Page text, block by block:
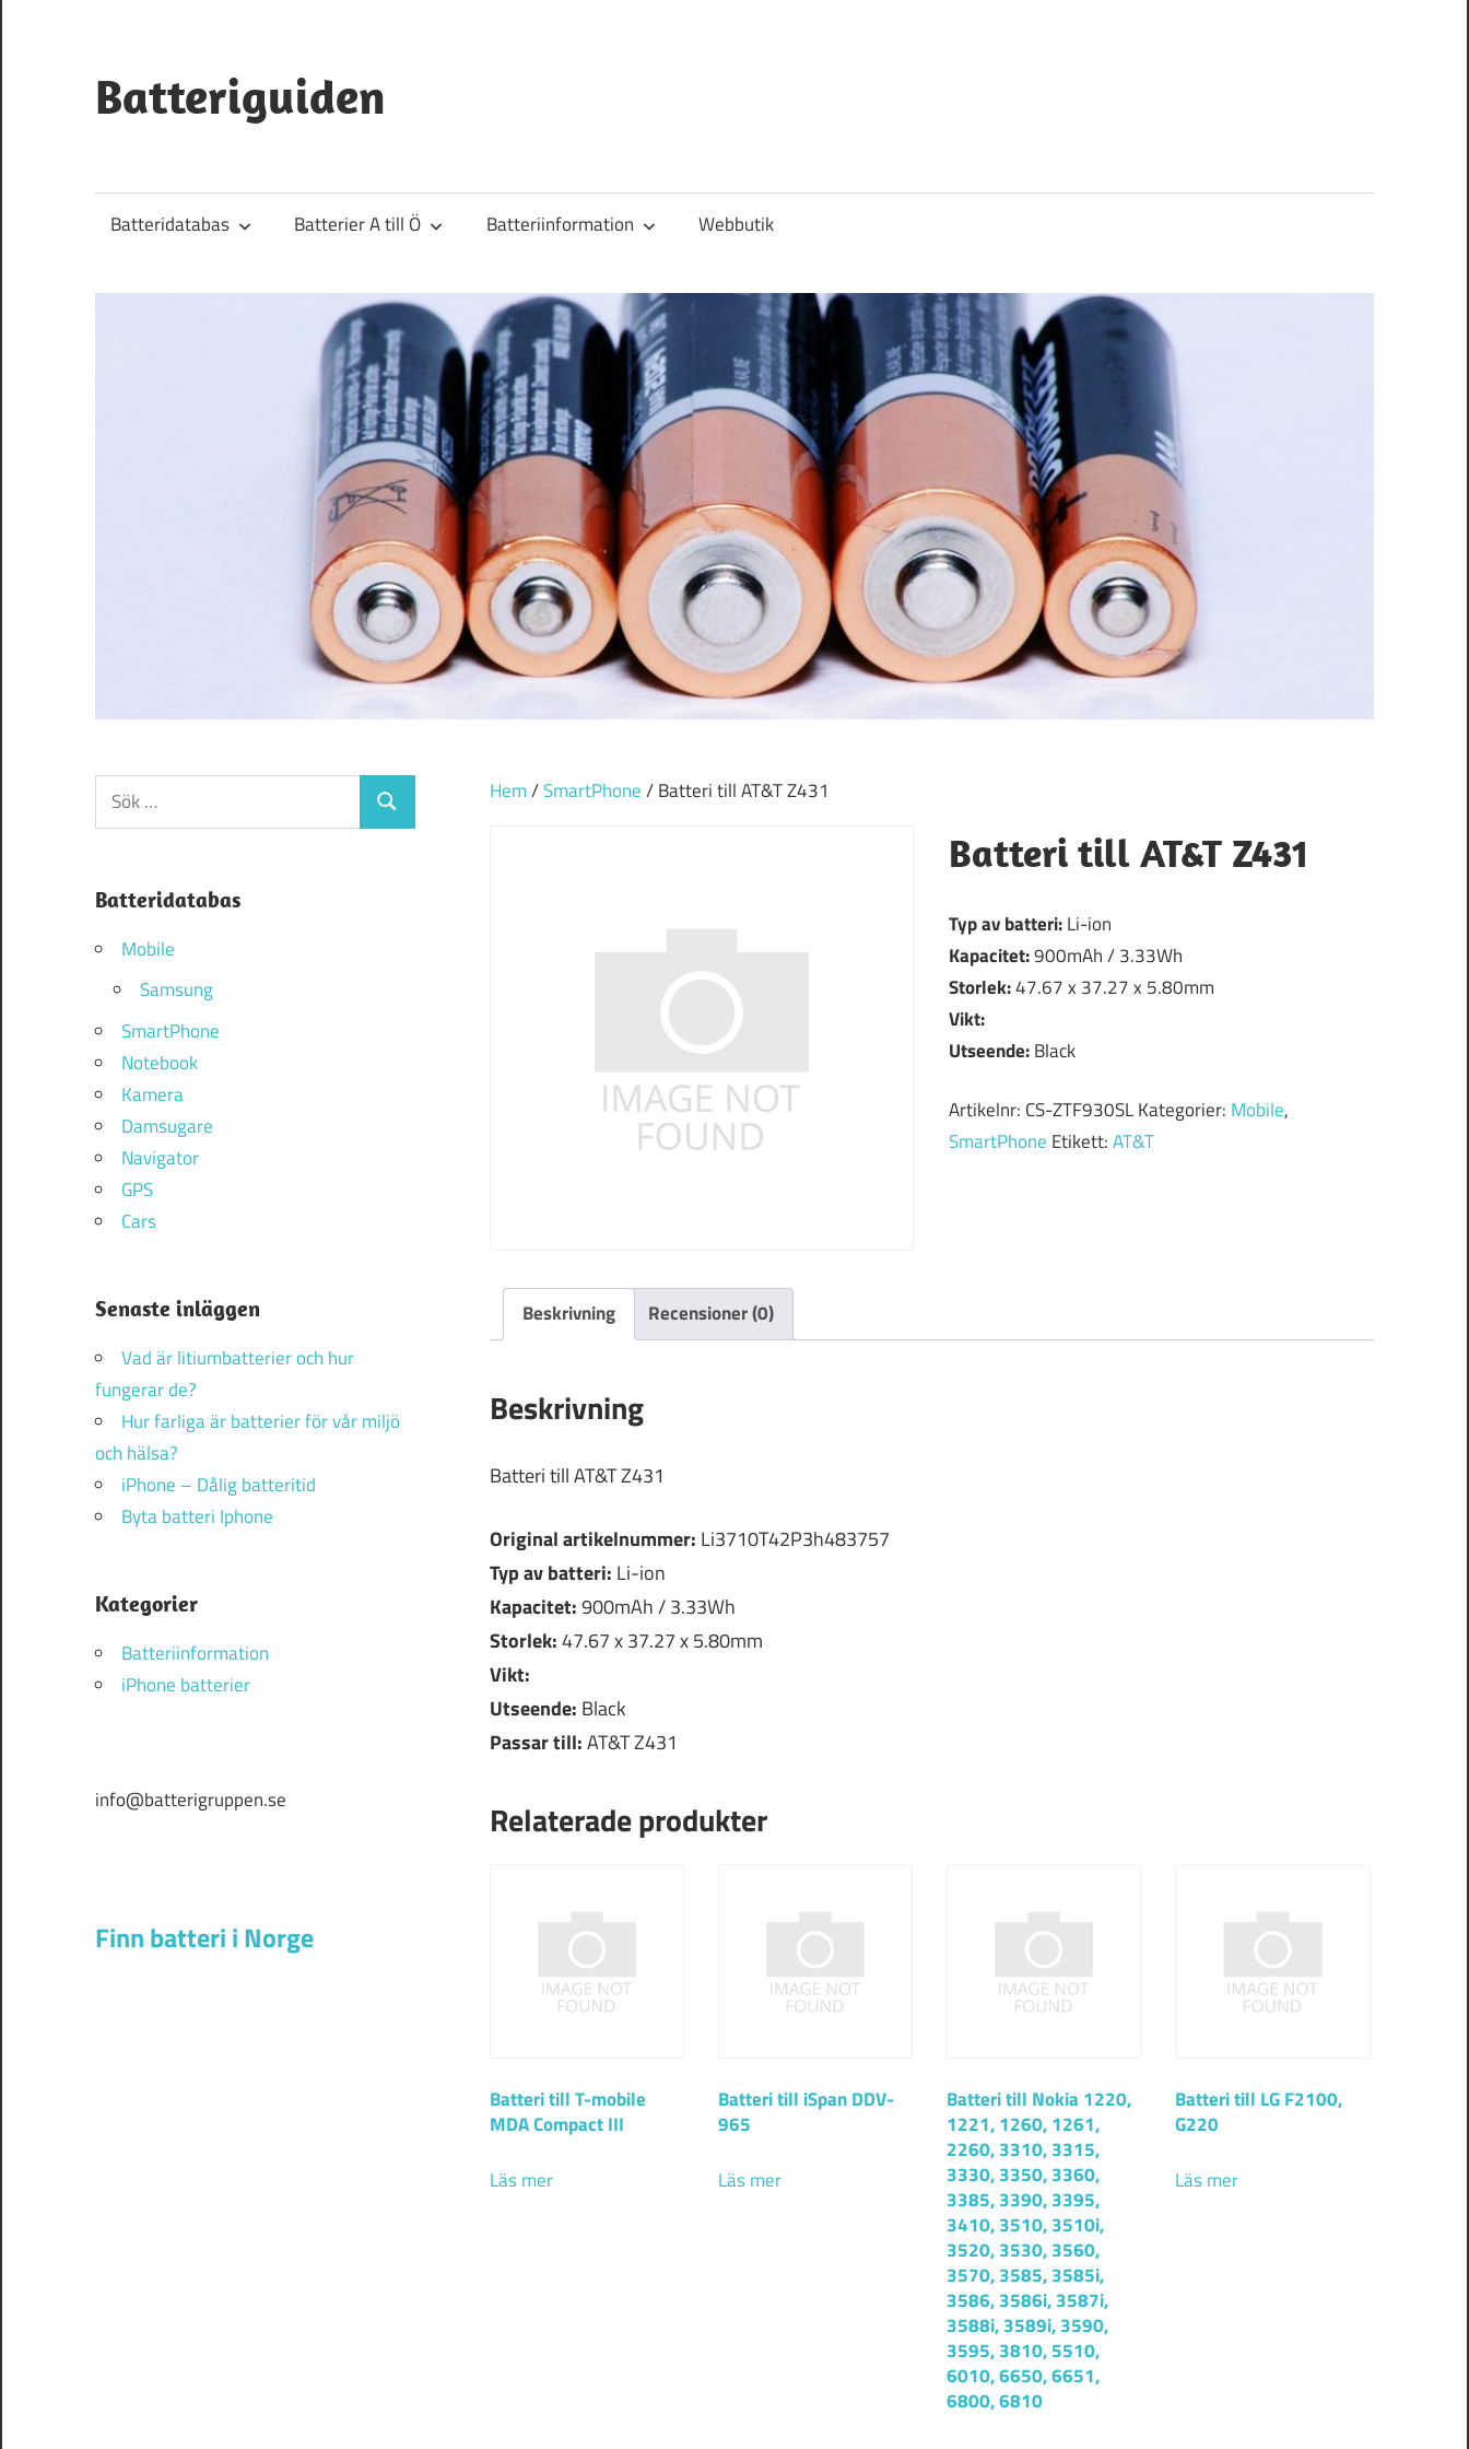
innehåll
Batteriguiden
Batteridatabas Batterier A till Ö Batteriinformation Webbutik
Hem/SmartPhone/ Batteri till AT&T Z431
Batteri till AT&T Z431
Typ av batteri:Li-ion
Kapacitet:900mAh / 3.33Wh
Storlek:47.67 x 37.27 x 5.80mm
Vikt:
Utseende:Black
Artikelnr: CS-ZTF930SLKategorier: Mobile,
SmartPhone Etikett:AT&T
Beskrivning Recensioner (0)
Beskrivning
Batteri till AT&T Z431
Original artikelnummer: Li3710T42P3h483757
Typ av batteri: Li-ion
Kapacitet:900mAh / 3.33Wh
Storlek:47.67 x 37.27 x 5.80mm
Vikt:
Utseende: Black
Passar till:AT&T Z431
Relaterade produkter
Batteri till T-mobile
MDA Compact III
Läs mer
Batteri till iSpan DDV-
965
Läs mer
Batteri till Nokia 1220,
1221, 1260, 1261,
2260, 3310, 3315,
3330, 3350, 3360,
3385, 3390, 3395,
3410, 3510, 3510i,
3520, 3530, 3560,
3570, 3585, 3585i,
3586, 3586i, 3587i,
3588i, 3589i, 3590,
3595, 3810, 5510,
6010, 6650, 6651,
6800, 6810
Batteri till LG F2100,
G220
Läs mer
Sök
efter:
Sök
Batteridatabas
Mobile
Samsung
SmartPhone
Notebook
Kamera
Damsugare
Navigator
GPS
Cars
Senaste inläggen
Vad är litiumbatterier och hur
fungerar de?
Hur farliga är batterier för vår miljö
och hälsa?
iPhone – Dålig batteritid
Byta batteri Iphone
Kategorier
Batteriinformation
iPhone batterier
info@batterigruppen.se
Finn batteri i Norge